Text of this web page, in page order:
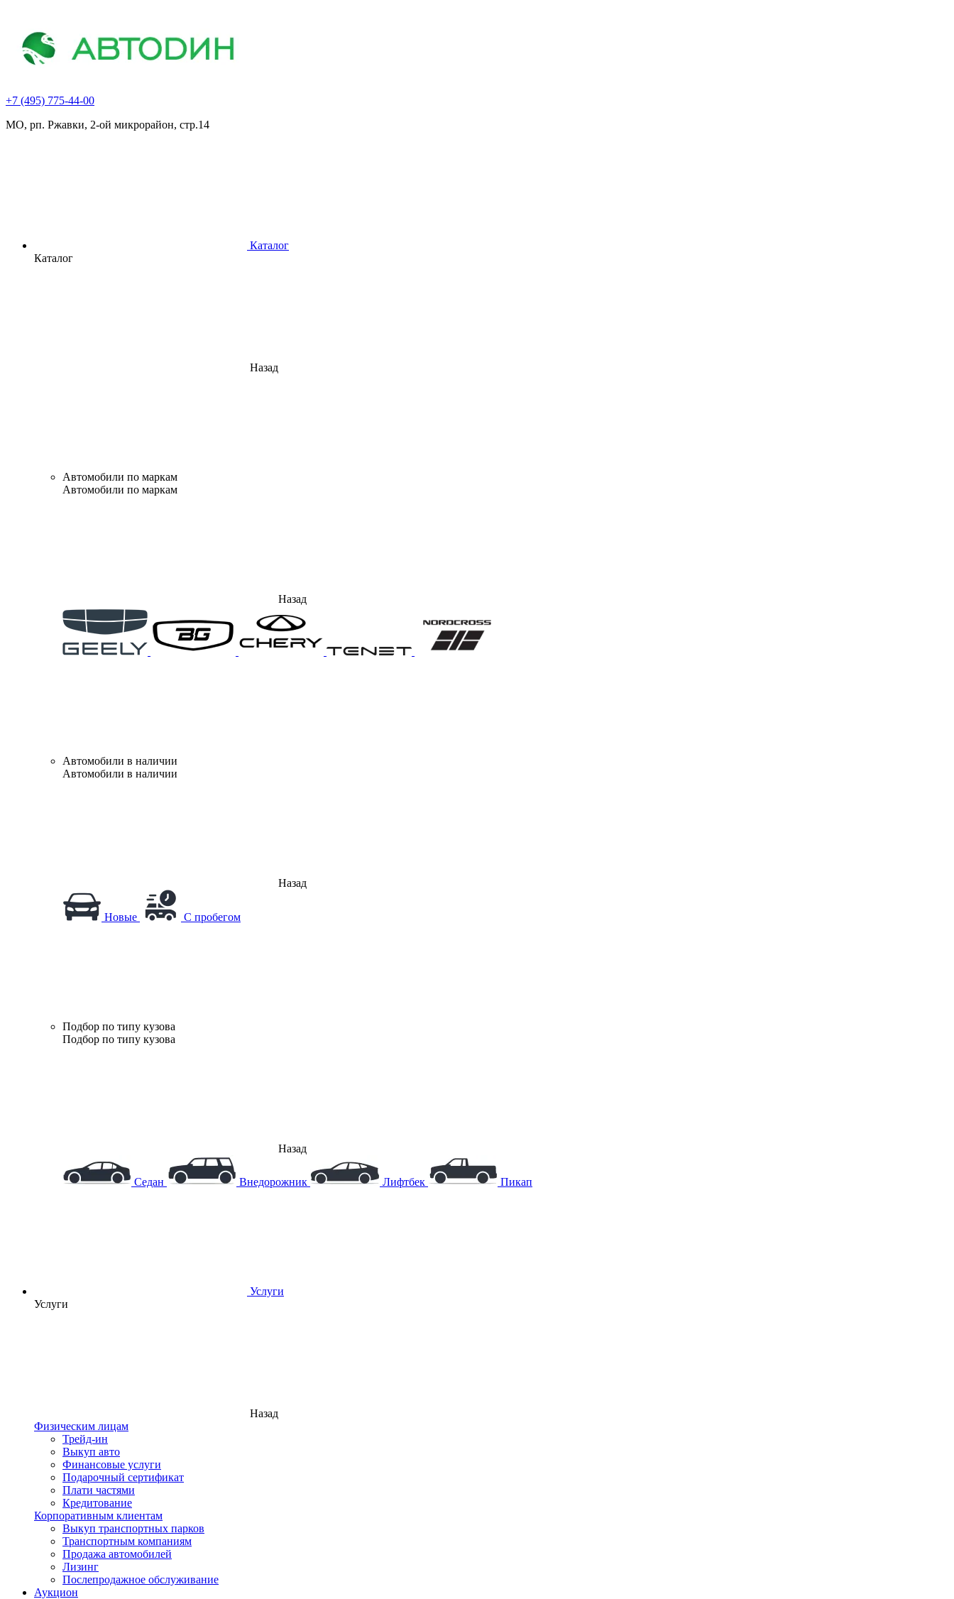
+7 (495) 775-44-00
МО, рп. Ржавки, 2-ой микрорайон, стр.14
Каталог
Каталог
Назад
Автомобили по маркам
Автомобили по маркам
Назад
Автомобили в наличии
Автомобили в наличии
Назад
Новые С пробегом
Подбор по типу кузова
Подбор по типу кузова
Назад
Седан Внедорожник Лифтбек Пикап
Услуги
Услуги
Назад
Физическим лицам
Трейд-ин
Выкуп авто
Финансовые услуги
Подарочный сертификат
Плати частями
Кредитование
Корпоративным клиентам
Выкуп транспортных парков
Транспортным компаниям
Продажа автомобилей
Лизинг
Послепродажное обслуживание
Аукцион